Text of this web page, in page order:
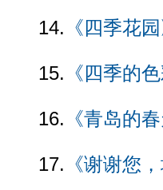
14. 《四季花园
15. 《四季的色
16. 《青岛的春
17. 《谢谢您